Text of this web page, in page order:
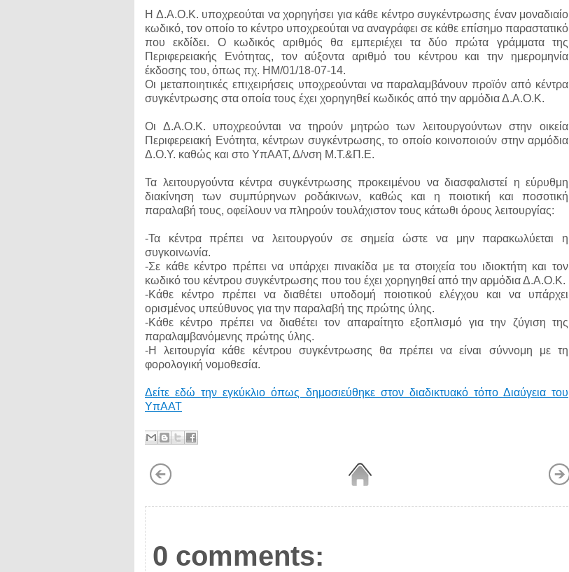
Η Δ.Α.Ο.Κ. υποχρεούται να χορηγήσει για κάθε κέντρο συγκέντρωσης έναν μοναδιαίο
κωδικό, τον οποίο το κέντρο υποχρεούται να αναγράφει σε κάθε επίσημο παραστατικό
που εκδίδει. Ο κωδικός αριθμός θα εμπεριέχει τα δύο πρώτα γράμματα της
Περιφερειακής Ενότητας, τον αύξοντα αριθμό του κέντρου και την ημερομηνία
έκδοσης του, όπως πχ. ΗΜ/01/18-07-14.
Οι μεταποιητικές επιχειρήσεις υποχρεούνται να παραλαμβάνουν προϊόν από κέντρα
συγκέντρωσης στα οποία τους έχει χορηγηθεί κωδικός από την αρμόδια Δ.Α.Ο.Κ.
Οι Δ.Α.Ο.Κ. υποχρεούνται να τηρούν μητρώο των λειτουργούντων στην οικεία
Περιφερειακή Ενότητα, κέντρων συγκέντρωσης, το οποίο κοινοποιούν στην αρμόδια
Δ.Ο.Υ. καθώς και στο ΥπΑΑΤ, Δ/νση Μ.Τ.&Π.Ε.
Τα λειτουργούντα κέντρα συγκέντρωσης προκειμένου να διασφαλιστεί η εύρυθμη
διακίνηση των συμπύρηνων ροδάκινων, καθώς και η ποιοτική και ποσοτική
παραλαβή τους, οφείλουν να πληρούν τουλάχιστον τους κάτωθι όρους λειτουργίας:
-Τα κέντρα πρέπει να λειτουργούν σε σημεία ώστε να μην παρακωλύεται η
συγκοινωνία.
-Σε κάθε κέντρο πρέπει να υπάρχει πινακίδα με τα στοιχεία του ιδιοκτήτη και τον
κωδικό του κέντρου συγκέντρωσης που του έχει χορηγηθεί από την αρμόδια Δ.Α.Ο.Κ.
-Κάθε κέντρο πρέπει να διαθέτει υποδομή ποιοτικού ελέγχου και να υπάρχει
ορισμένος υπεύθυνος για την παραλαβή της πρώτης ύλης.
-Κάθε κέντρο πρέπει να διαθέτει τον απαραίτητο εξοπλισμό για την ζύγιση της
παραλαμβανόμενης πρώτης ύλης.
-Η λειτουργία κάθε κέντρου συγκέντρωσης θα πρέπει να είναι σύννομη με τη
φορολογική νομοθεσία.
Δείτε εδώ την εγκύκλιο όπως δημοσιεύθηκε στον διαδικτυακό τόπο Διαύγεια του
ΥπΑΑΤ
0 comments: